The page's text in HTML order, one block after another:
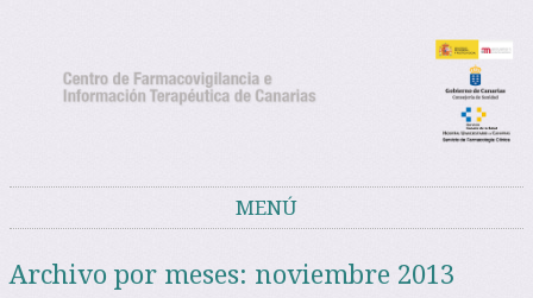
MENÚ
Archivo por meses: noviembre 2013